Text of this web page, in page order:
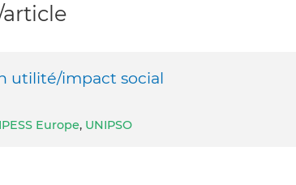
utilité/impact social
Europe, UNIPSO